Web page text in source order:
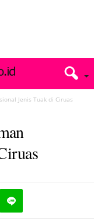
Jenis Tuak di Ciruas